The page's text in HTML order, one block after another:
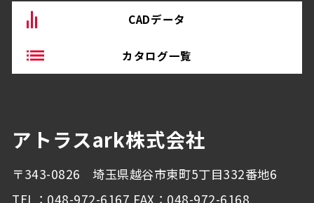
CADデータ
カタログ一覧
アトラスark株式会社
〒343-0826 埼玉県越谷市東町5丁目332番地6
TEL：048-972-6167 FAX：048-972-6168